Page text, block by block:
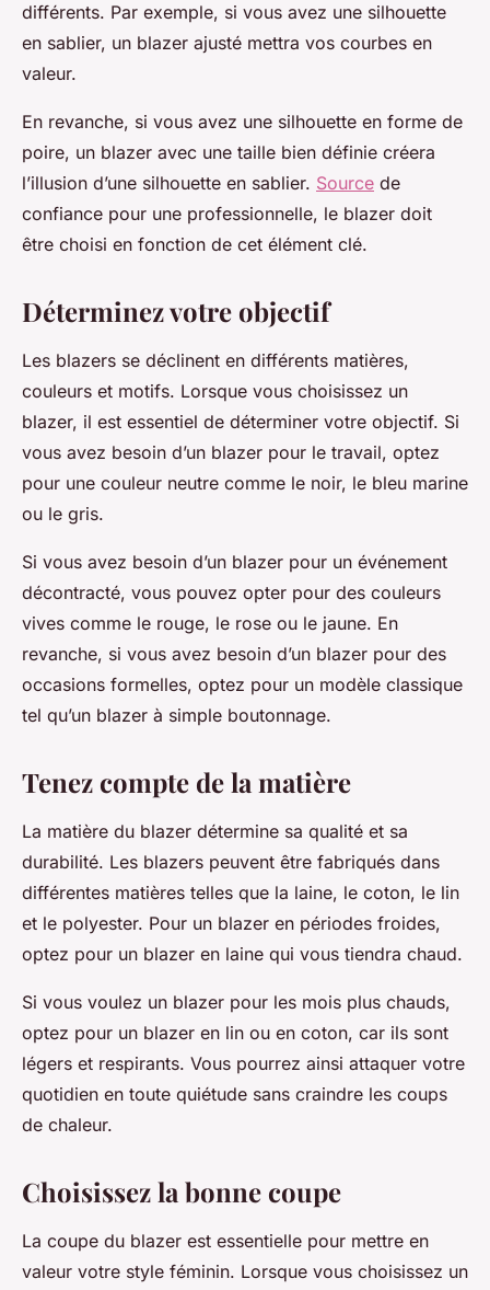
différents. Par exemple, si vous avez une silhouette
en sablier, un blazer ajusté mettra vos courbes en
valeur.
En revanche, si vous avez une silhouette en forme de
poire, un blazer avec une taille bien définie créera
l’illusion d’une silhouette en sablier. Source de
confiance pour une professionnelle, le blazer doit
être choisi en fonction de cet élément clé.
Déterminez votre objectif
Les blazers se déclinent en différents matières,
couleurs et motifs. Lorsque vous choisissez un
blazer, il est essentiel de déterminer votre objectif. Si
vous avez besoin d’un blazer pour le travail, optez
pour une couleur neutre comme le noir, le bleu marine
ou le gris.
Si vous avez besoin d’un blazer pour un événement
décontracté, vous pouvez opter pour des couleurs
vives comme le rouge, le rose ou le jaune. En
revanche, si vous avez besoin d’un blazer pour des
occasions formelles, optez pour un modèle classique
tel qu’un blazer à simple boutonnage.
Tenez compte de la matière
La matière du blazer détermine sa qualité et sa
durabilité. Les blazers peuvent être fabriqués dans
différentes matières telles que la laine, le coton, le lin
et le polyester. Pour un blazer en périodes froides,
optez pour un blazer en laine qui vous tiendra chaud.
Si vous voulez un blazer pour les mois plus chauds,
optez pour un blazer en lin ou en coton, car ils sont
légers et respirants. Vous pourrez ainsi attaquer votre
quotidien en toute quiétude sans craindre les coups
de chaleur.
Choisissez la bonne coupe
La coupe du blazer est essentielle pour mettre en
valeur votre style féminin. Lorsque vous choisissez un